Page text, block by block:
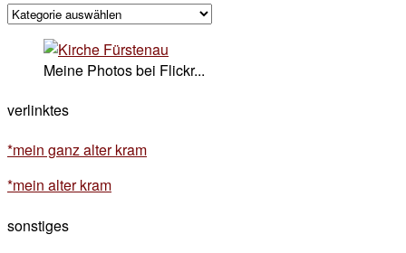
kategorisches
Meine Photos bei Flickr...
verlinktes
*mein ganz alter kram
*mein alter kram
sonstiges